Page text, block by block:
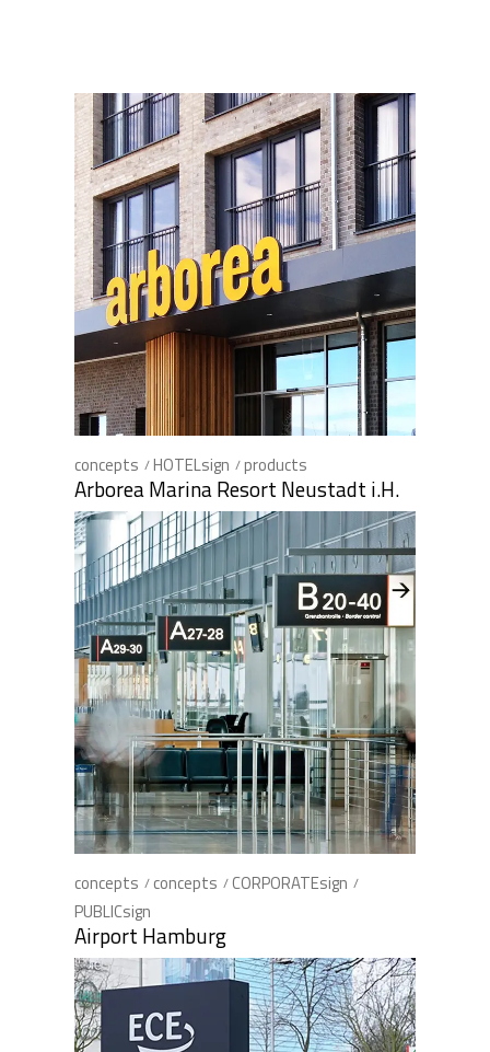
concepts HOTELsign products
Arborea Marina Resort Neustadt i.H.
concepts concepts
CORPORATEsign
PUBLICsign
Airport Hamburg